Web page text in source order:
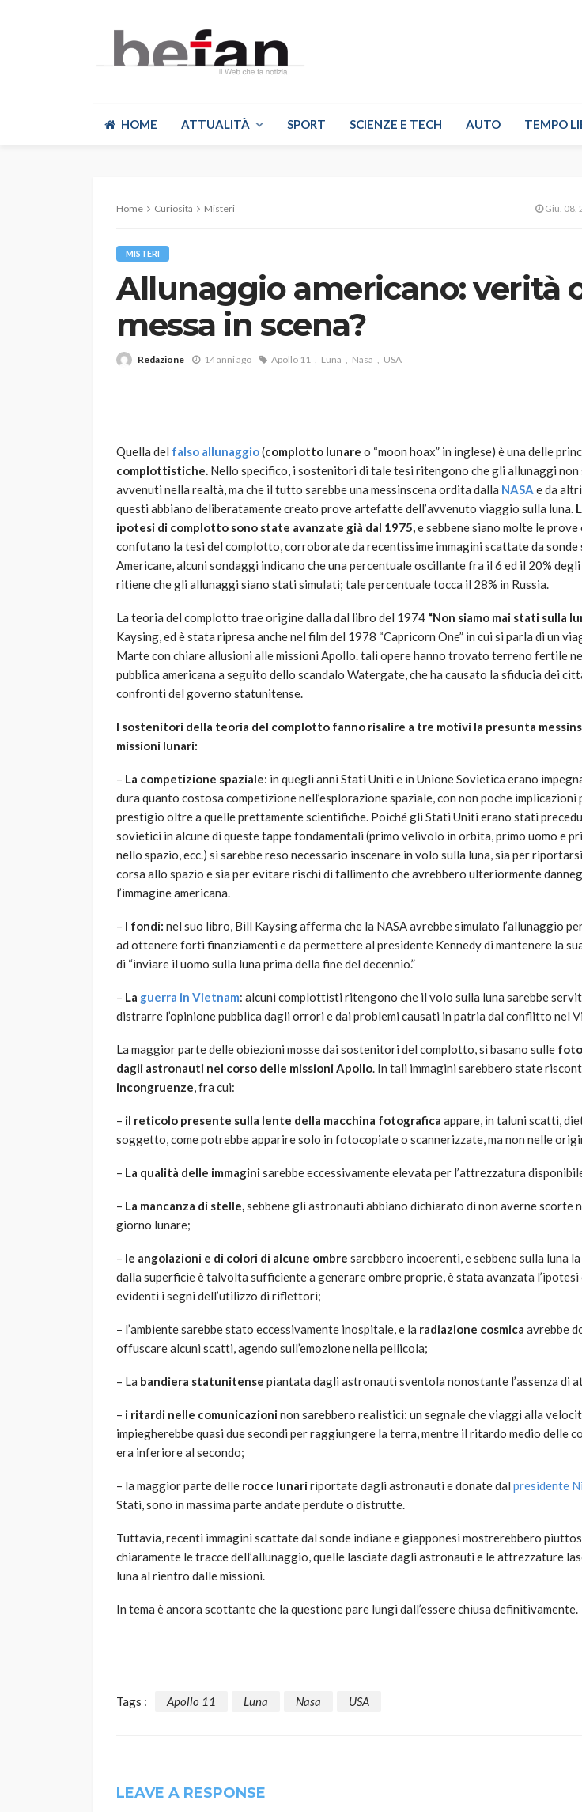
HOME ATTUALITÀ SPORT SCIENZE E TECH AUTO TEMPO
Home Curiosità Misteri Giu. 08,
MISTERI
Allunaggio americano: verità
messa in scena?
Redazione 14 anni ago Apollo 11 Luna Nasa USA
Quella del falso allunaggio(complotto lunare o “moon hoax” in inglese) è una delle
complottistiche. Nello specifico, i sostenitori di tale tesi ritengono che gli allunaggi non
avvenuti nella realtà, ma che il tutto sarebbe una messinscena ordita dalla NASA e da
questi abbiano deliberatamente creato prove artefatte dell’avvenuto viaggio sulla luna.
ipotesi di complotto sono state avanzate già dal 1975,e sebbene siano molte le prove
confutano la tesi del complotto, corroborate da recentissime immagini scattate da sonde
Americane, alcuni sondaggi indicano che una percentuale oscillante fra il 6 ed il 20%
ritiene che gli allunaggi siano stati simulati; tale percentuale tocca il 28% in Russia.
La teoria del complotto trae origine dalla dal libro del 1974 “Non siamo mai stati sulla
Kaysing, ed è stata ripresa anche nel film del 1978 “Capricorn One” in cui si parla di un
Marte con chiare allusioni alle missioni Apollo. tali opere hanno trovato terreno fertile
pubblica americana a seguito dello scandalo Watergate, che ha causato la sfiducia dei
confronti del governo statunitense.
I sostenitori della teoria del complotto fanno risalire a tre motivi la presunta
missioni lunari:
– La competizione spaziale: in quegli anni Stati Uniti e in Unione Sovietica erano
dura quanto costosa competizione nell’esplorazione spaziale, con non poche implicazioni
prestigio oltre a quelle prettamente scientifiche. Poiché gli Stati Uniti erano stati
sovietici in alcune di queste tappe fondamentali (primo velivolo in orbita, primo uomo e
nello spazio, ecc.) si sarebbe reso necessario inscenare in volo sulla luna, sia per
corsa allo spazio e sia per evitare rischi di fallimento che avrebbero ulteriormente
l’immagine americana.
– I fondi: nel suo libro, Bill Kaysing afferma che la NASA avrebbe simulato l’allunaggio
ad ottenere forti finanziamenti e da permettere al presidente Kennedy di mantenere la
di “inviare il uomo sulla luna prima della fine del decennio.”
– La guerra in Vietnam: alcuni complottisti ritengono che il volo sulla luna sarebbe
distrarre l’opinione pubblica dagli orrori e dai problemi causati in patria dal conflitto nel
La maggior parte delle obiezioni mosse dai sostenitori del complotto, si basano sulle
dagli astronauti nel corso delle missioni Apollo. In tali immagini sarebbero state
incongruenze, fra cui:
– il reticolo presente sulla lente della macchina fotografica appare, in taluni scatti,
soggetto, come potrebbe apparire solo in fotocopiate o scannerizzate, ma non nelle
– La qualità delle immaginisarebbe eccessivamente elevata per l’attrezzatura
– La mancanza di stelle,sebbene gli astronauti abbiano dichiarato di non averne scorte
giorno lunare;
– le angolazioni e di colori di alcune ombre sarebbero incoerenti, e sebbene sulla luna
dalla superficie è talvolta sufficiente a generare ombre proprie, è stata avanzata l’ipotesi
evidenti i segni dell’utilizzo di riflettori;
– l’ambiente sarebbe stato eccessivamente inospitale, e la radiazione cosmica avrebbe
offuscare alcuni scatti, agendo sull’emozione nella pellicola;
– La bandiera statunitense piantata dagli astronauti sventola nonostante l’assenza di
– i ritardi nelle comunicazioninon sarebbero realistici: un segnale che viaggi alla
impiegherebbe quasi due secondi per raggiungere la terra, mentre il ritardo medio delle
era inferiore al secondo;
– la maggior parte delle rocce lunaririportate dagli astronauti e donate dal presidente
Stati, sono in massima parte andate perdute o distrutte.
Tuttavia, recenti immagini scattate dal sonde indiane e giapponesi mostrerebbero
chiaramente le tracce dell’allunaggio, quelle lasciate dagli astronauti e le attrezzature
luna al rientro dalle missioni.
In tema è ancora scottante che la questione pare lungi dall’essere chiusa definitivamente.
Tags : Apollo 11 Luna Nasa USA
LEAVE A RESPONSE
VARIE
Robot tagliaerba: quale
scegliere per il tuo prato
god 1 anno ago 784
AUTO SPORT
MG alle Final 8
Davis: tennis
passione per
abbracciano la
god 9 mesi ago